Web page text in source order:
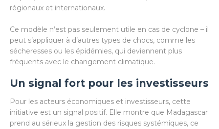
régionaux et internationaux.
Ce modèle n’est pas seulement utile en cas de cyclone – il
peut s’appliquer à d’autres types de chocs, comme les
sécheresses ou les épidémies, qui deviennent plus
fréquents avec le changement climatique.
Un signal fort pour les investisseurs
Pour les acteurs économiques et investisseurs, cette
initiative est un signal positif. Elle montre que Madagascar
prend au sérieux la gestion des risques systémiques, ce